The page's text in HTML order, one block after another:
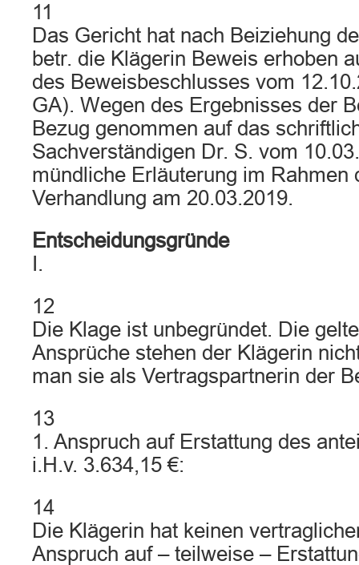
11
Das Gericht hat nach Beiziehung
betr. die Klägerin Beweis erhoben
des Beweisbeschlusses vom
GA). Wegen des Ergebnisses der
Bezug genommen auf das
Sachverständigen Dr. S. vom
mündliche Erläuterung im Rahmen
Verhandlung am 20.03.2019.
Entscheidungsgründe
I.
12
Die Klage ist unbegründet. Die
Ansprüche stehen der Klägerin
man sie als Vertragspartnerin der
13
1. Anspruch auf Erstattung des
i.H.v. 3.634,15 €:
14
Die Klägerin hat keinen
Anspruch auf – teilweise –